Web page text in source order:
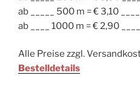
ab _____ 500 m = € 3,10
ab ____ 1000 m = € 2,90
Alle Preise zzgl.
Bestelldetails